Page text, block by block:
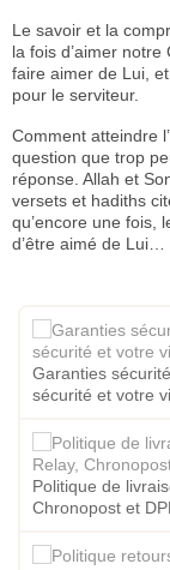
Le savoir et la
la fois d’aimer
faire aimer de Lui,
pour le serviteur.
Comment atteindre
question que trop
réponse. Allah et
versets et hadiths
qu’encore une fois,
d’être aimé de Lui…
Garanties
sécurité et votre
Politique de
Chronopost et